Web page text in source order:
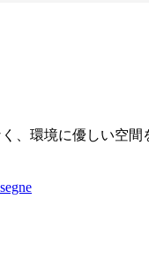
環境に優しい空間